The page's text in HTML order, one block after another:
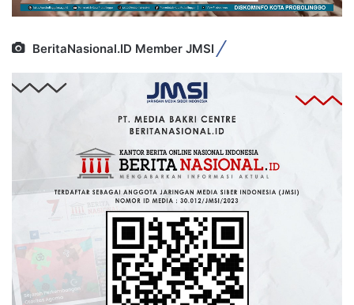
BeritaNasional.ID Member JMSI